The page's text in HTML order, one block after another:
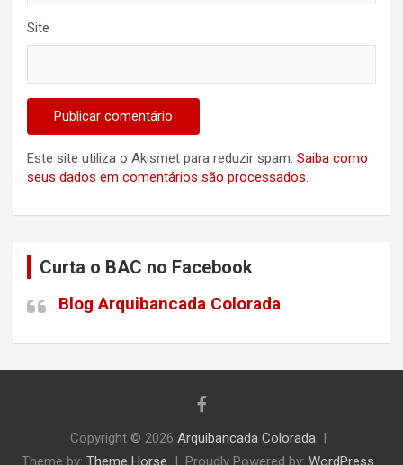
Site
Este site utiliza o Akismet para reduzir spam. Saiba como
seus dados em comentários são processados.
Curta o BAC no Facebook
Blog Arquibancada Colorada
Copyright © 2026 Arquibancada Colorada
Theme by: Theme Horse Proudly Powered by: WordPress